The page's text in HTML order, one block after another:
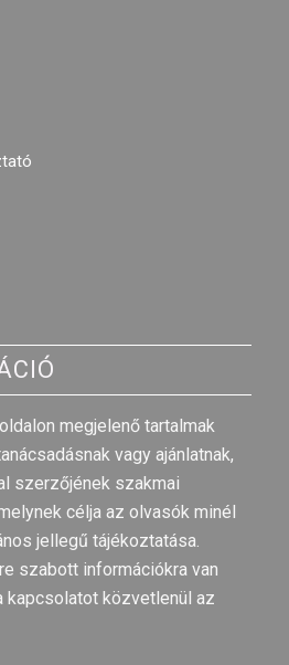
megjelenő tartalmak
vagy ajánlatnak,
szerzőjének szakmai
célja az olvasók minél
jellegű tájékoztatása.
szabott információkra van
kapcsolatot közvetlenül az